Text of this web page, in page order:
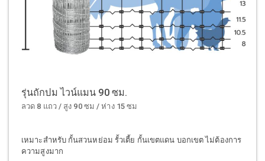
รุ่นถักปม ไวน์แมน 90 ซม.
ลวด 8 แถว / สูง 90 ซม / ห่าง 15 ซม
เหมาะสำหรับ กั้นสวนหย่อม รั้วเตี้ย กั้นเขตแดน บอกเขต ไม่ต้องการ
ความสูงมาก